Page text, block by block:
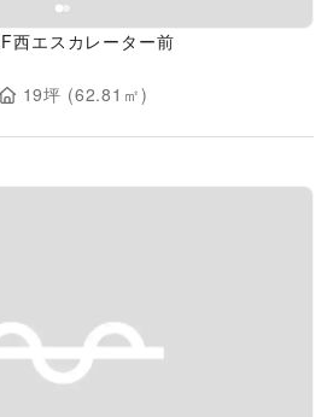
西エスカレーター前
19坪 (62.81 ㎡)